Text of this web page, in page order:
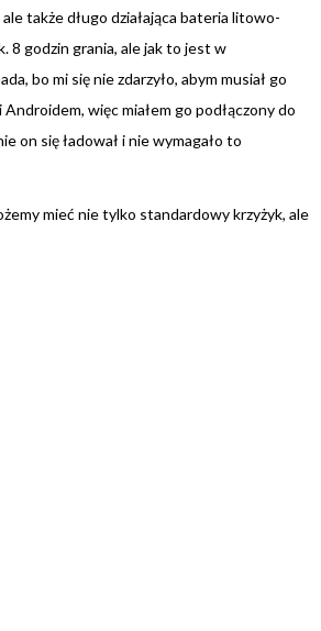
także długo działająca bateria litowo-
8 godzin grania, ale jak to jest w
bo mi się nie zdarzyło, abym musiał go
więc miałem go podłączony do
on się ładował i nie wymagało to
mieć nie tylko standardowy krzyżyk, ale